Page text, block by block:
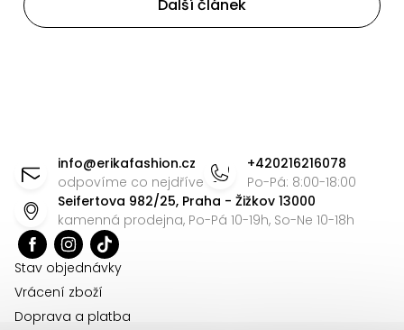
Další článek
info@erikafashion.cz
odpovíme co nejdříve
+420216216078
Po-Pá: 8:00-18:00
Seifertova 982/25, Praha - Žižkov 13000
kamenná prodejna, Po-Pá 10-19h, So-Ne 10-18h
Stav objednávky
Vrácení zboží
Doprava a platba